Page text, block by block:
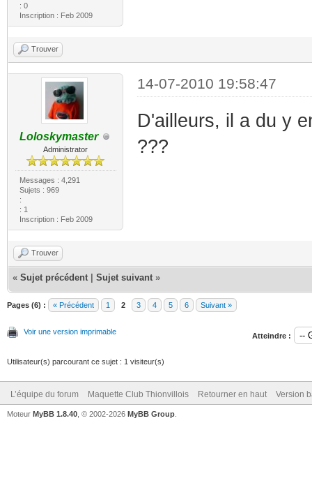
: 0
Inscription : Feb 2009
Trouver
Loloskymaster
Administrator
Messages : 4,291
Sujets : 969
:
: 1
Inscription : Feb 2009
14-07-2010 19:58:47
D'ailleurs, il a du y
???
Trouver
« Sujet précédent Sujet suivant »
Pages (6) : « Précédent 1 2 3 4 5 6 Suivant »
Voir une version imprimable Atteindre :
Utilisateur(s) parcourant ce sujet : 1 visiteur(s)
L’équipe du forum Maquette Club Thionvillois Retourner en haut Version
Moteur MyBB 1.8.40 , © 2002-2026 MyBB Group